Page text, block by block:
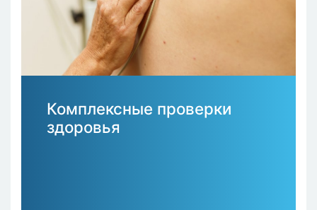
Комплексные проверки
здоровья